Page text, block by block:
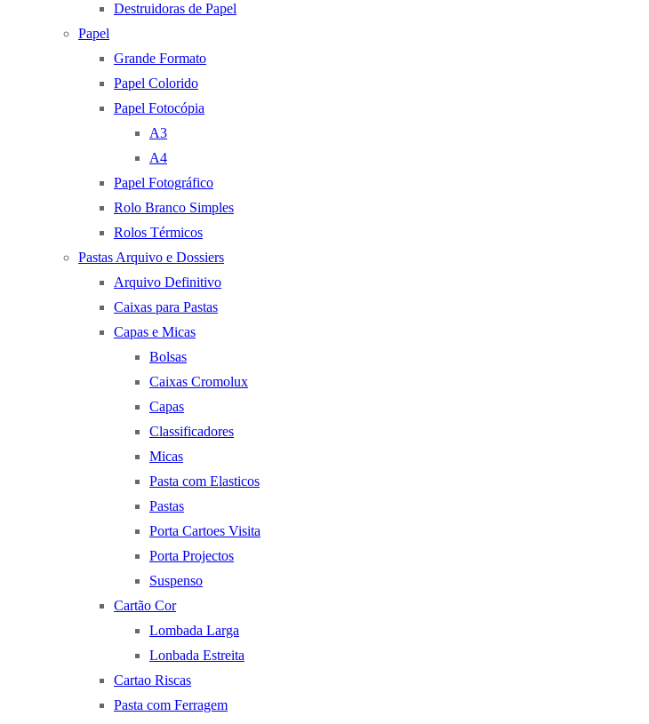
Destruidoras de Papel
Papel
Grande Formato
Papel Colorido
Papel Fotocópia
A3
A4
Papel Fotográfico
Rolo Branco Simples
Rolos Térmicos
Pastas Arquivo e Dossiers
Arquivo Definitivo
Caixas para Pastas
Capas e Micas
Bolsas
Caixas Cromolux
Capas
Classificadores
Micas
Pasta com Elasticos
Pastas
Porta Cartoes Visita
Porta Projectos
Suspenso
Cartão Cor
Lombada Larga
Lonbada Estreita
Cartao Riscas
Pasta com Ferragem